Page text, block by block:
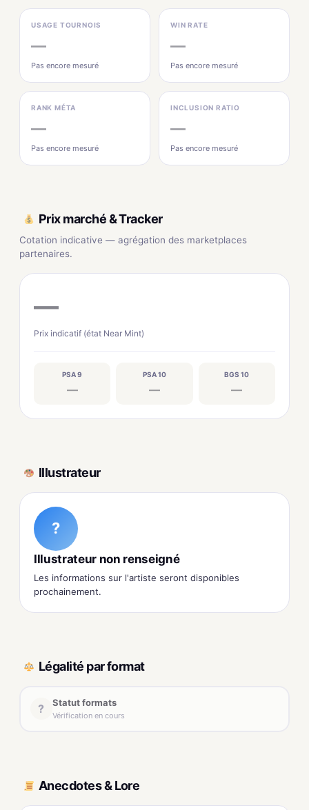
USAGE TOURNOIS
—
Pas encore mesuré
WIN RATE
—
Pas encore mesuré
RANK MÉTA
—
Pas encore mesuré
INCLUSION RATIO
—
Pas encore mesuré
Prix marché & Tracker
Cotation indicative — agrégation des marketplaces
partenaires.
—
Prix indicatif (état Near Mint)
PSA 9
—
PSA 10
—
BGS 10
—
Illustrateur
?
Illustrateur non renseigné
Les informations sur l'artiste seront disponibles
prochainement.
Légalité par format
? Statut formats
Vérification en cours
Anecdotes & Lore